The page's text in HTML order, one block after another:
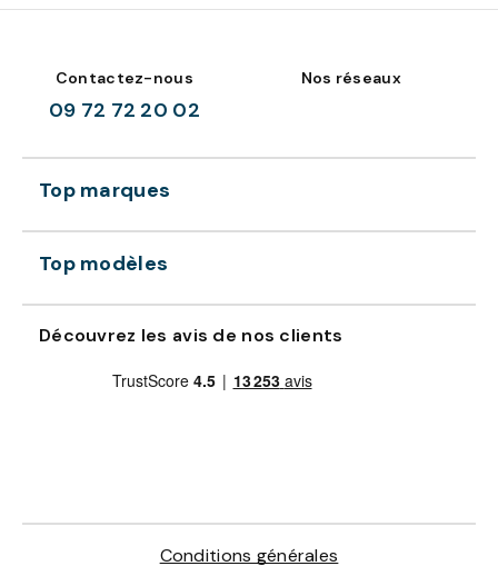
Contactez-nous
09 72 72 20 02
Nos réseaux
Top marques
Top modèles
Découvrez les avis de nos clients
Conditions générales